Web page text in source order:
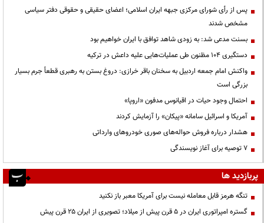
پس از رأی شورای مرکزی جبهه ایران اسلامی؛ اعضای حقیقی و حقوقی دفتر سیاسی
مشخص شدند
بسنت مدعی شد: به زودی شاهد توافق با ایران خواهیم بود
دستگیری ۱۰۴ مظنون طی عملیات‌هایی علیه داعش در ترکیه
واکنش امام جمعه اردبیل به سخنان باقر خرازی: دروغ بستن به رهبری قطعاً جرم بسیار
بزرگی است
احتمال وجود حیات در اقیانوس مدفون «اروپا»
آمریکا و اسرائیل سامانه «پیکان» را آزمایش کردند
هشدار درباره فروش حواله‌های صوری خودروهای وارداتی
۷ توصیه برای آغاز نویسندگی
پربازدید ها
تنگه هرمز قابل معامله نیست برای آمریکا معبر باز نکنید
گستره امپراتوری ایران در ۵ قرن پیش از میلاد؛ تصویری از ایران ۲۵ قرن پیش